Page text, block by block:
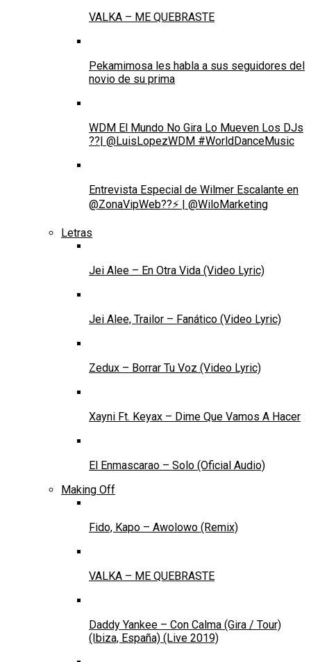
VALKA – ME QUEBRASTE
Pekamimosa les habla a sus seguidores del
novio de su prima
WDM El Mundo No Gira Lo Mueven Los DJs
??| @LuisLopezWDM #WorldDanceMusic
Entrevista Especial de Wilmer Escalante en
@ZonaVipWeb??⚡ | @WiloMarketing
Letras
Jei Alee – En Otra Vida (Video Lyric)
Jei Alee, Trailor – Fanático (Video Lyric)
Zedux – Borrar Tu Voz (Video Lyric)
Xayni Ft. Keyax – Dime Que Vamos A Hacer
El Enmascarao – Solo (Oficial Audio)
Making Off
Fido, Kapo – Awolowo (Remix)
VALKA – ME QUEBRASTE
Daddy Yankee – Con Calma (Gira / Tour)
(Ibiza, España) (Live 2019)